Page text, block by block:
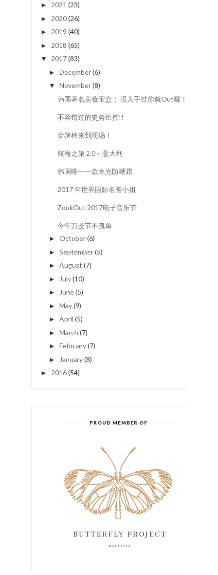
► 2021 (23)
► 2020(26)
► 2019 (40)
► 2018 (65)
▼ 2017(83)
► December(6)
▼ November(8)
韩国著名美妆宝盒； 没入手过你就Out囖！
不容错过的史努比控!!
金箍棒来到现场！
航海之旅 2.0 ~ 意大利
韩国唯一一款水光防嗮霜
2017 年世界国际名誉小姐
ZoukOut 2017电子音乐节
今年万圣节不孤单
► October(6)
► September(5)
► August (7)
► July(10)
► June(5)
► May(9)
► April (5)
► March (7)
► February(7)
► January(8)
► 2016(54)
PROUD MEMBER OF